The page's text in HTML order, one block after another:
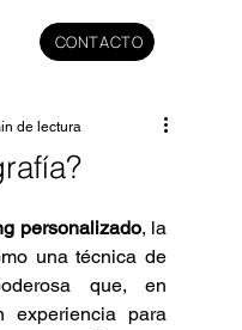
CONTACTO
de lectura
personalizado, la
una técnica de
que, en
experiencia para